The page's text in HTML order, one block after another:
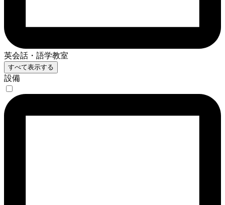
英会話・語学教室
すべて表示する
設備